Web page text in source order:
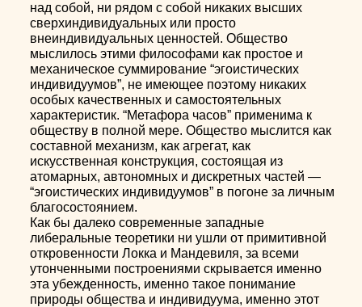
над собой, ни рядом с собой никаких высших
сверхиндивидуальных или просто
внеиндивидуальных ценностей. Общество
мыслилось этими философами как простое и
механическое суммирование “эгоистических
индивидуумов”, не имеющее поэтому никаких
особых качественных и самостоятельных
характеристик. “Метафора часов” применима к
обществу в полной мере. Общество мыслится как
составной механизм, как агрегат, как
искусственная конструкция, состоящая из
атомарных, автономных и дискретных частей —
“эгоистических индивидуумов” в погоне за личным
благосостоянием.
Как бы далеко современные западные
либеральные теоретики ни ушли от примитивной
откровенности Локка и Мандевиля, за всеми
утонченными построениями скрывается именно
эта убежденность, именно такое понимание
природы общества и индивидуума, именно этот